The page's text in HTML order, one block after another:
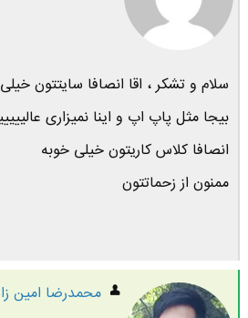
سلام و تشکر ، اقا انصافا سایتتون
بیجا مثل پاپ اپ و اینا نمیزاری
انصافا کلاس کاریتون خیلی خوبه
ممنون از زحماتتون
محمدرضا امين